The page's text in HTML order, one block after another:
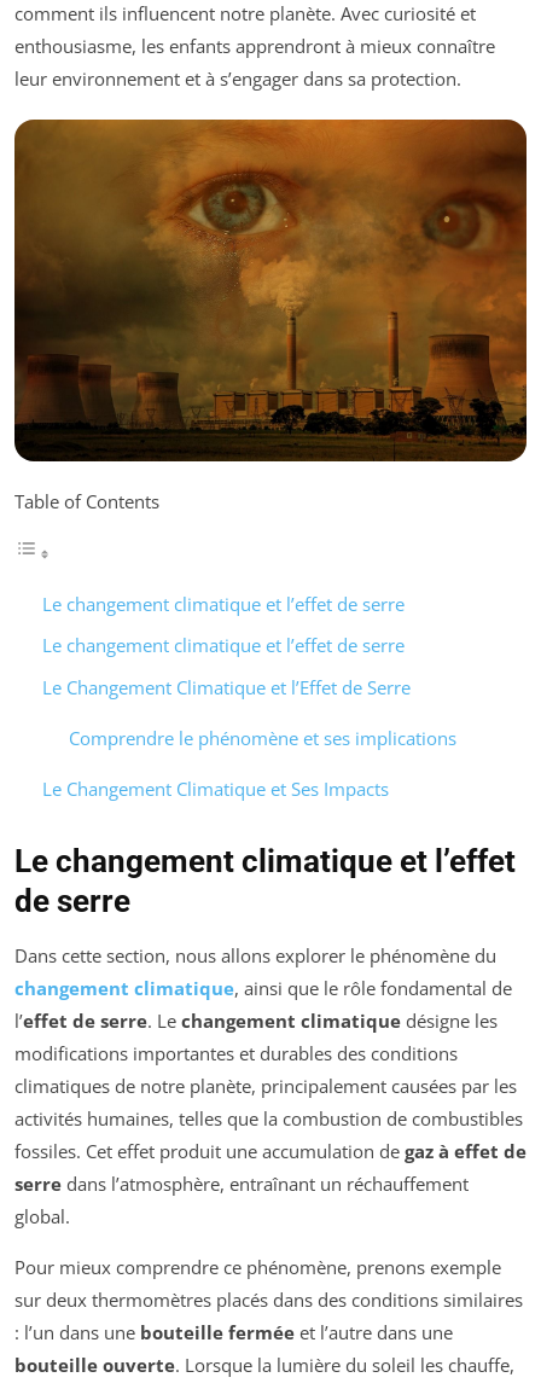
comment ils influencent notre planète. Avec curiosité et
enthousiasme, les enfants apprendront à mieux connaître
leur environnement et à s’engager dans sa protection.
Table of Contents
Le changement climatique et l’effet de serre
Le changement climatique et l’effet de serre
Le Changement Climatique et l’Effet de Serre
Comprendre le phénomène et ses implications
Le Changement Climatique et Ses Impacts
Le changement climatique et l’effet
de serre
Dans cette section, nous allons explorer le phénomène du
changement climatique, ainsi que le rôle fondamental de
l’effet de serre. Le changement climatique désigne les
modifications importantes et durables des conditions
climatiques de notre planète, principalement causées par les
activités humaines, telles que la combustion de combustibles
fossiles. Cet effet produit une accumulation de gaz à effet de
serre dans l’atmosphère, entraînant un réchauffement
global.
Pour mieux comprendre ce phénomène, prenons exemple
sur deux thermomètres placés dans des conditions similaires
: l’un dans une bouteille fermée et l’autre dans une
bouteille ouverte. Lorsque la lumière du soleil les chauffe,